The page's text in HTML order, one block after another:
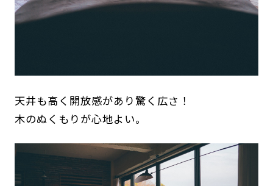
天井も高く開放感があり驚く広さ！
木のぬくもりが心地よい。